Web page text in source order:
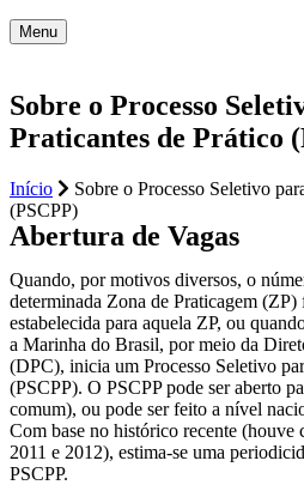
Menu
Sobre o Processo
Praticantes de Prático
Início
Sobre o Processo Seletivo
(PSCPP)
Abertura de Vagas
Quando, por motivos diversos, o
determinada Zona de Praticagem
estabelecida para aquela ZP, ou
a Marinha do Brasil, por meio da
(DPC), inicia um Processo Seletivo
(PSCPP). O PSCPP pode ser aberto
comum), ou pode ser feito a nível
Com base no histórico recente (houve
2011 e 2012), estima-se uma
PSCPP.